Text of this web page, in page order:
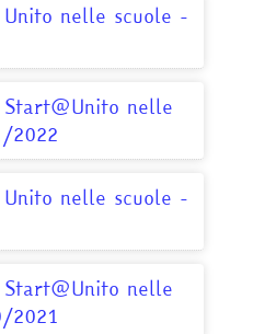
nelle scuole -
nelle
2022
nelle scuole -
nelle
2021